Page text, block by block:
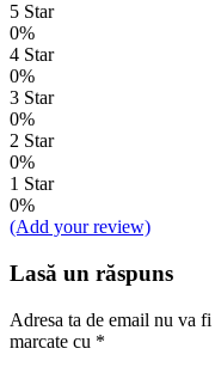
5 Star
0%
4 Star
0%
3 Star
0%
2 Star
0%
1 Star
0%
(Add your review)
Lasă un răspuns
Adresa ta de email nu va
marcate cu *